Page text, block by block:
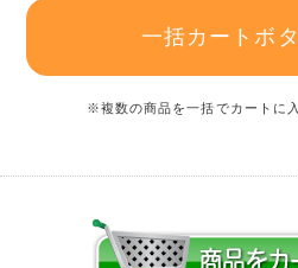
一括カートボ
※複数の商品を一括でカートに